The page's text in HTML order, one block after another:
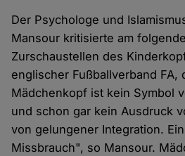
Der Psychologe und
Mansour kritisierte am
Zurschaustellen des
englischer Fußballverband FA,
Mädchenkopf ist kein Symbol
und schon gar kein Ausdruck
von gelungener Integration.
Missbrauch", so Mansour.